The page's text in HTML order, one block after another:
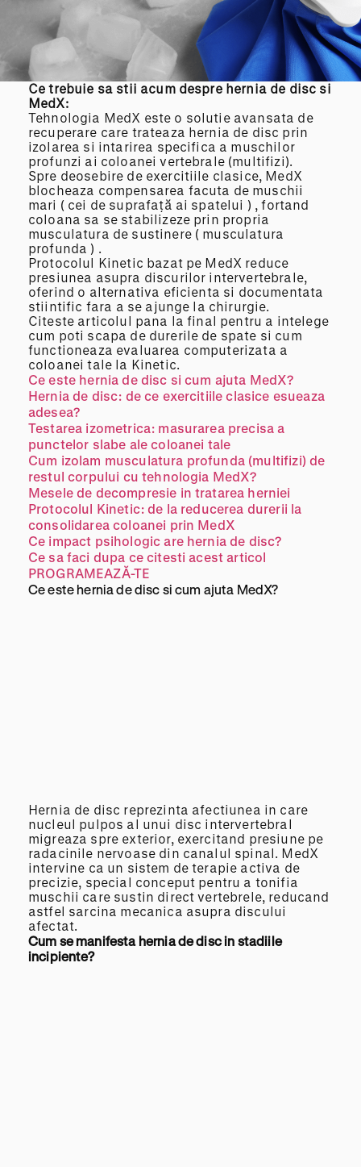
Ce trebuie sa stii acum despre hernia de disc si
MedX:
Tehnologia MedX este o solutie avansata de
recuperare care trateaza hernia de disc prin
izolarea si intarirea specifica a muschilor
profunzi ai coloanei vertebrale (multifizi).
Spre deosebire de exercitiile clasice, MedX
blocheaza compensarea facuta de muschii
mari ( cei de suprafață ai spatelui ) , fortand
coloana sa se stabilizeze prin propria
musculatura de sustinere ( musculatura
profunda ) .
Protocolul Kinetic bazat pe MedX reduce
presiunea asupra discurilor intervertebrale,
oferind o alternativa eficienta si documentata
stiintific fara a se ajunge la chirurgie.
Citeste articolul pana la final pentru a intelege
cum poti scapa de durerile de spate si cum
functioneaza evaluarea computerizata a
coloanei tale la Kinetic.
Ce este hernia de disc si cum ajuta MedX?
Hernia de disc: de ce exercitiile clasice esueaza
adesea?
Testarea izometrica: masurarea precisa a
punctelor slabe ale coloanei tale
Cum izolam musculatura profunda (multifizi) de
restul corpului cu tehnologia MedX?
Mesele de decompresie in tratarea herniei
Protocolul Kinetic: de la reducerea durerii la
consolidarea coloanei prin MedX
Ce impact psihologic are hernia de disc?
Ce sa faci dupa ce citesti acest articol
PROGRAMEAZĂ-TE
Ce este hernia de disc si cum ajuta MedX?
Hernia de disc reprezinta afectiunea in care
nucleul pulpos al unui disc intervertebral
migreaza spre exterior, exercitand presiune pe
radacinile nervoase din canalul spinal. MedX
intervine ca un sistem de terapie activa de
precizie, special conceput pentru a tonifia
muschii care sustin direct vertebrele, reducand
astfel sarcina mecanica asupra discului
afectat.
Cum se manifesta hernia de disc in stadiile
incipiente?